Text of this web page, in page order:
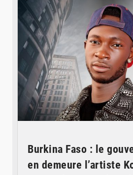
Burkina Faso : le
en demeure l’artiste